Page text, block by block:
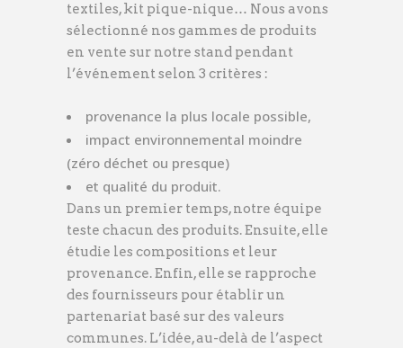
textiles, kit pique-nique… Nous avons
sélectionné nos gammes de produits
en vente sur notre stand pendant
l’événement selon 3 critères :
provenance la plus locale possible,
impact environnemental moindre
(zéro déchet ou presque)
et qualité du produit.
Dans un premier temps, notre équipe
teste chacun des produits. Ensuite, elle
étudie les compositions et leur
provenance. Enfin, elle se rapproche
des fournisseurs pour établir un
partenariat basé sur des valeurs
communes. L’idée, au-delà de l’aspect